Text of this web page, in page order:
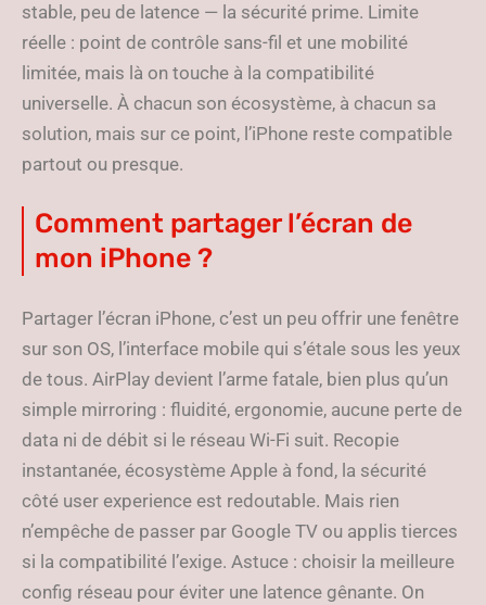
stable, peu de latence — la sécurité prime. Limite
réelle : point de contrôle sans-fil et une mobilité
limitée, mais là on touche à la compatibilité
universelle. À chacun son écosystème, à chacun sa
solution, mais sur ce point, l’iPhone reste compatible
partout ou presque.
Comment partager l’écran de
mon iPhone ?
Partager l’écran iPhone, c’est un peu offrir une fenêtre
sur son OS, l’interface mobile qui s’étale sous les yeux
de tous. AirPlay devient l’arme fatale, bien plus qu’un
simple mirroring : fluidité, ergonomie, aucune perte de
data ni de débit si le réseau Wi-Fi suit. Recopie
instantanée, écosystème Apple à fond, la sécurité
côté user experience est redoutable. Mais rien
n’empêche de passer par Google TV ou applis tierces
si la compatibilité l’exige. Astuce : choisir la meilleure
config réseau pour éviter une latence gênante. On